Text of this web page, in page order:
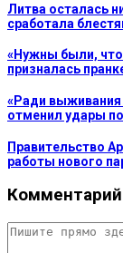
Литва осталась
сработала
«Нужны были,
призналась
«Ради
отменил удары
Правительство
работы нового
Комментарий